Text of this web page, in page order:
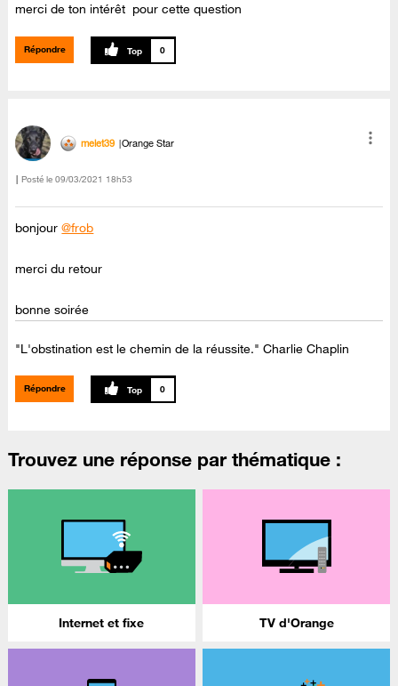
merci de ton intérêt pour cette question
Répondre 0
melet39 Orange Star
Posté le ‎09/03/2021 18h53
bonjour@frob
merci du retour
bonne soirée
"L'obstination est le chemin de la réussite." Charlie Chaplin
Répondre 0
Trouvez une réponse par thématique :
Internet et fixe TV d'Orange